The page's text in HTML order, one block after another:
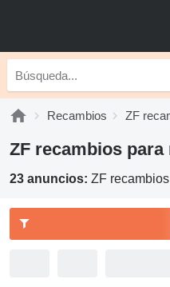
Recambios ZF
ZF recambios
23 anuncios: ZF